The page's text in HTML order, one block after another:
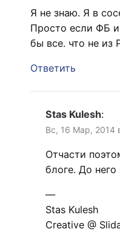
Я не знаю. Я в
Просто если ФБ
бы все. что не из
Ответить
Stas Kulesh:
Вс, 16 Мар, 2014
Отчасти
блоге. До
—
Stas Kulesh
Creative @